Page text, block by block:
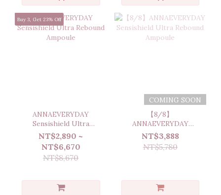
Buy 3, Get 23% Off
ANNAEVERYDAY
Sensishield Ultra
Rebound Ampoule
NT$2,890 ~
NT$6,670
NT$8,670
COMING SOON
【8/8】
ANNAEVERYDAY
Sensishield Ultra
Rebound Ampoule
NT$3,888
NT$5,780